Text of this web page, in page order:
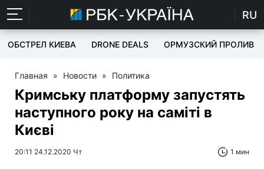
RU
ОБСТРЕЛ КИЕВА DRONE DEALS ОРМУЗСКИЙ ПРОЛИВ
Главная » Новости » Политика
Кримську платформу запустять
наступного року на саміті в
Києві
20:11 24.12.2020 Чт 1 мин